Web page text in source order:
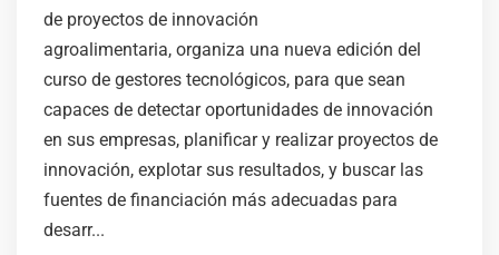
de proyectos de innovación
agroalimentaria, organiza una nueva edición del
curso de gestores tecnológicos, para que sean
capaces de detectar oportunidades de innovación
en sus empresas, planificar y realizar proyectos de
innovación, explotar sus resultados, y buscar las
fuentes de financiación más adecuadas para
desarr...